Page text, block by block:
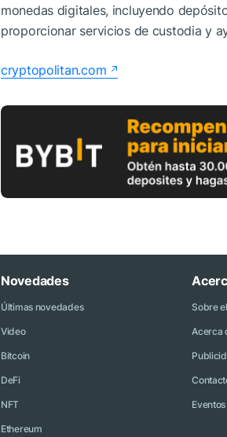
monedas digitales, incluyendo
proporcionar servicios de custodia y
cryptopolitan.com
Novedades
Últimas novedades
Video
Bitcoin
DeFi
NFT
Ethereum
Sobre
Acerca
Eventos